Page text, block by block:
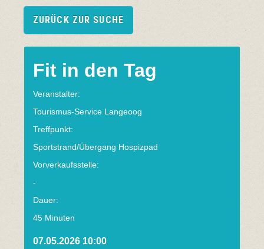
ZURÜCK ZUR SUCHE
Fit in den Tag
Veranstalter:
Tourismus-Service Langeoog
Treffpunkt:
Sportstrand/Übergang Hospizpad
Vorverkaufsstelle:
-
Dauer:
45 Minuten
07.05.2026 10:00